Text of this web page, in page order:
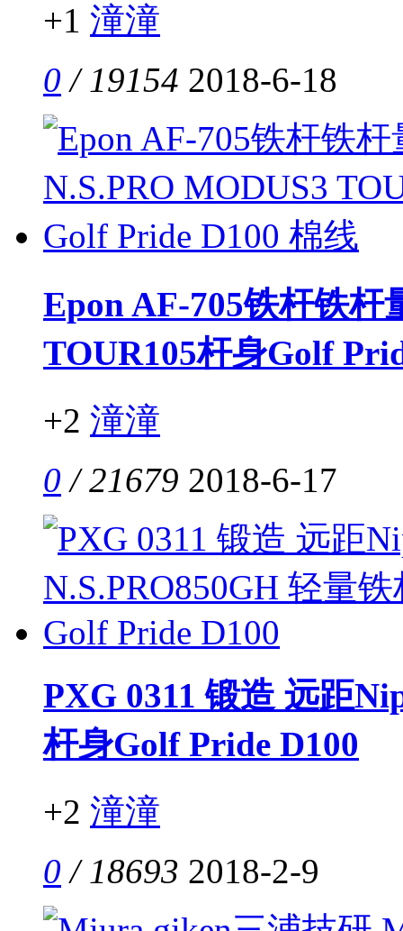
+1 潼潼
0 / 19154 2018-6-18
Epon AF-705铁杆铁杆
TOUR105杆身Golf
+2 潼潼
0 / 21679 2018-6-17
PXG 0311 锻造 远距
杆身Golf Pride D100
+2 潼潼
0 / 18693 2018-2-9